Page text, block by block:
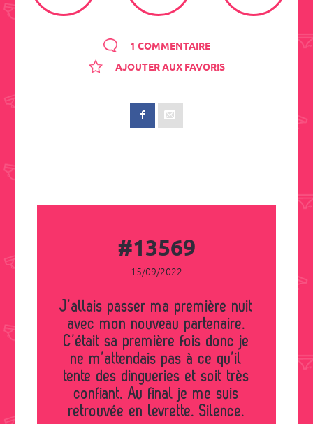
1 COMMENTAIRE
AJOUTER AUX FAVORIS
#13569
15/09/2022
J’allais passer ma première nuit
avec mon nouveau partenaire.
C’était sa première fois donc je
ne m’attendais pas à ce qu’il
tente des dingueries et soit très
confiant. Au final je me suis
retrouvée en levrette. Silence.